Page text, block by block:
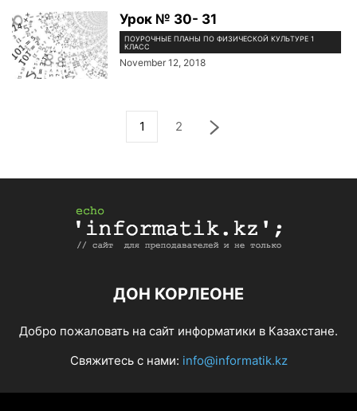
Урок № 30- 31
ПОУРОЧНЫЕ ПЛАНЫ ПО ФИЗИЧЕСКОЙ КУЛЬТУРЕ 1
КЛАСС
November 12, 2018
1 2
ДОН КОРЛЕОНЕ
Добро пожаловать на сайт информатики в Казахстане.
Свяжитесь с нами: info@informatik.kz